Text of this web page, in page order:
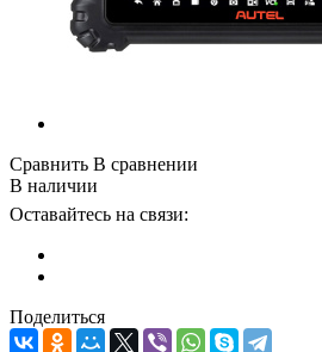
Сравнить В сравнении
В наличии
Оставайтесь на связи:
Поделиться